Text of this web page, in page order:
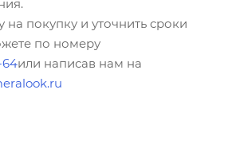
на покупку и уточнить сроки
по номеру
64или написав нам на